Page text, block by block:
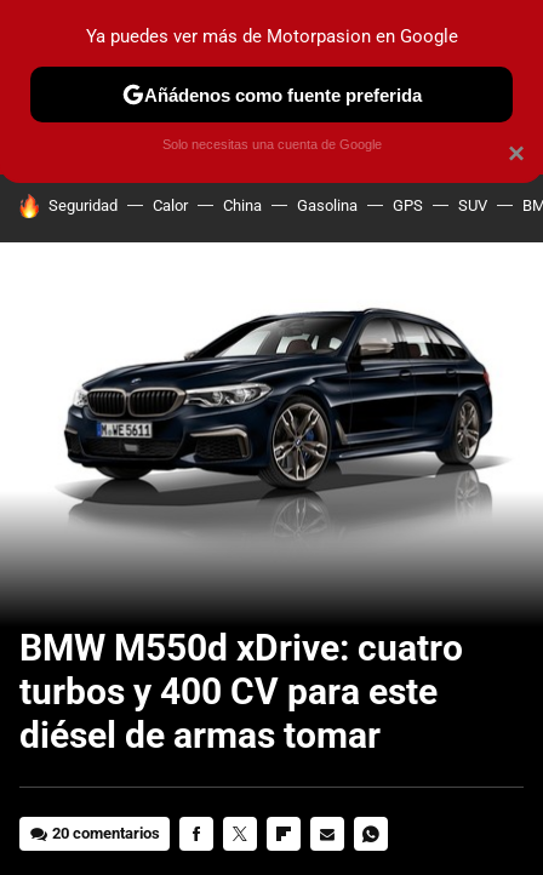
PRUEBAS COCHES ELÉCTRICOS OBSERVATORIO
HOY SE HABLA DE
Seguridad Calor China Gasolina GPS SUV
BMW M550d xDrive: cuatro
turbos y 400 CV para este
diésel de armas tomar
20 comentarios
×
Ya puedes ver más de Motorpasion en Google
Añádenos como fuente preferida
Solo necesitas una cuenta de Google